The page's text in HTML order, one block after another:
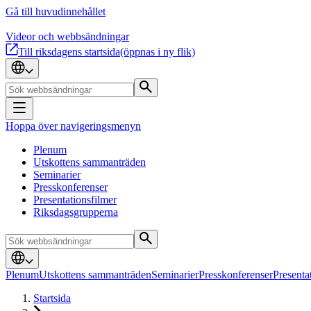
Gå till huvudinnehållet
Videor och webbsändningar
Till riksdagens startsida(öppnas i ny flik)
Hoppa över navigeringsmenyn
Plenum
Utskottens sammanträden
Seminarier
Presskonferenser
Presentationsfilmer
Riksdagsgrupperna
PlenumUtskottens sammanträdenSeminarierPresskonferenser
Startsida